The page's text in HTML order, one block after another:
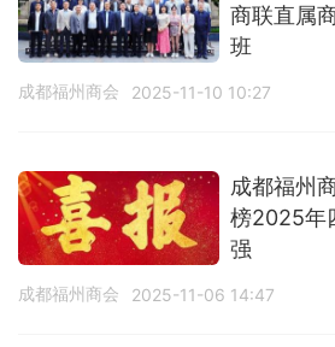
商联直属
班
成都福州商会 2025-11-10 10:27
成都福州
榜2025年
强
成都福州商会 2025-11-06 14:47